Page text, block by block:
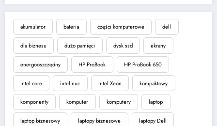
akumulator bateria części komputerowe dell
dla biznesu dużo pamięci dysk ssd ekrany
energooszczędny HP ProBook HP ProBook 650
intel core intel nuc Intel Xeon kompaktowy
komponenty komputer komputery laptop
laptop biznesowy laptopy biznesowe laptopy Dell